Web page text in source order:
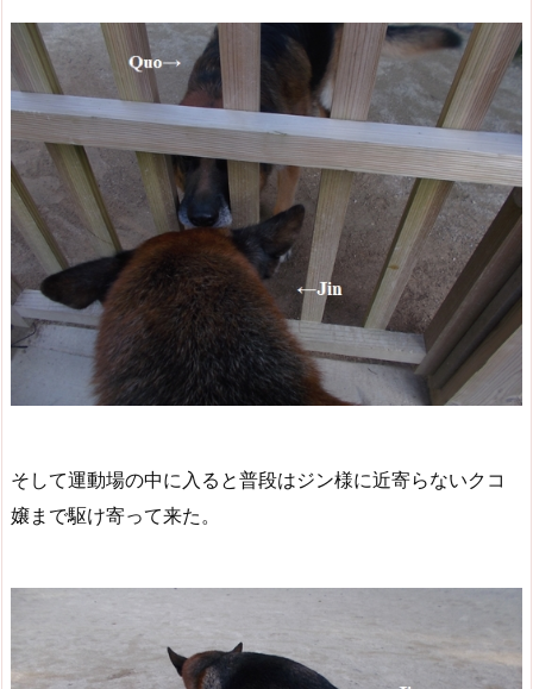
そして運動場の中に入ると普段はジン様に近寄らないクコ
嬢まで駆け寄って来た。